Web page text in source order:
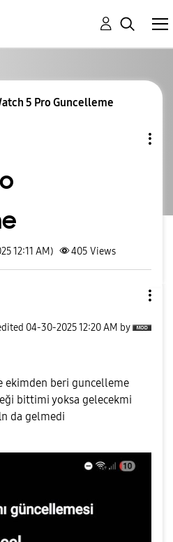
5 Pro Guncelleme
12:11 AM) 405 Views
‎04-30-202512:20 AM by
ekimden beri guncelleme
bittimi yoksa gelecekmi
da gelmedi